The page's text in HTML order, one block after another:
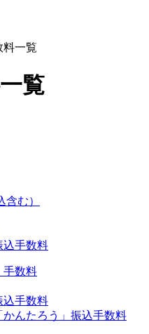
料一覧
覧
む）
込手数料
手数料
込手数料
んたろう」振込手数料